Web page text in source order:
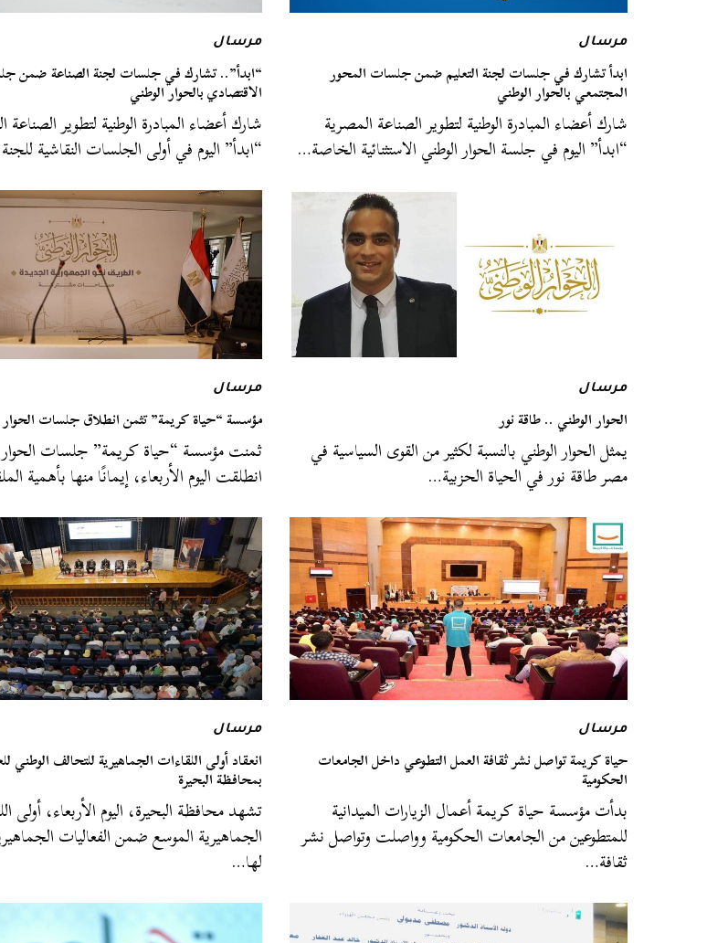
مرسال
ابدأ تشارك في جلسات لجنة التعليم ضمن جلسات المحور
المجتمعي بالحوار الوطني
شارك أعضاء المبادرة الوطنية لتطوير الصناعة المصرية
“ابدأ” اليوم في جلسة الحوار الوطني الاستثنائية الخاصة…
مرسال
“ابدأ”.. تشارك في جلسات لجنة الصناعة ضمن
الاقتصادي بالحوار الوطني
شارك أعضاء المبادرة الوطنية لتطوير الصناعة
“ابدأ” اليوم في أولى الجلسات النقاشية
مرسال
الحوار الوطني .. طاقة نور
يمثل الحوار الوطني بالنسبة لكثير من القوى السياسية في
مصر طاقة نور في الحياة الحزبية…
مرسال
مؤسسة “حياة كريمة” تثمن انطلاق جلسات الحوار
ثمنت مؤسسة “حياة كريمة” جلسات الحوار
انطلقت اليوم الأربعاء، إيمانًا منها بأهمية
مرسال
حياة كريمة تواصل نشر ثقافة العمل التطوعي داخل الجامعات
الحكومية
بدأت مؤسسة حياة كريمة أعمال الزيارات الميدانية
للمتطوعين من الجامعات الحكومية وواصلت وتواصل نشر
ثقافة…
مرسال
انعقاد أولى اللقاءات الجماهيرية للتحالف الوطني
بمحافظة البحيرة
تشهد محافظة البحيرة، اليوم الأربعاء، أولى
الجماهيرية الموسع ضمن الفعاليات
لها…